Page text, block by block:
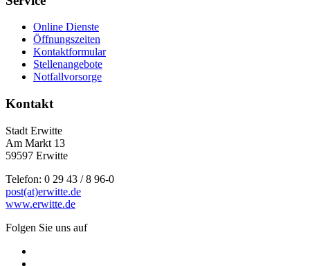
Online Dienste
Öffnungszeiten
Kontaktformular
Stellenangebote
Notfallvorsorge
Kontakt
Stadt Erwitte
Am Markt 13
59597 Erwitte
Telefon: 0 29 43 / 8 96-0
post(at)erwitte.de
www.erwitte.de
Folgen Sie uns auf